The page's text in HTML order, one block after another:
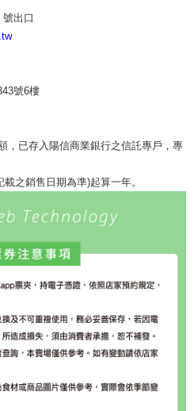
出口
號6樓
，已存入陽信商業銀行之信託專戶，專
之銷售日期為準)起算一年。